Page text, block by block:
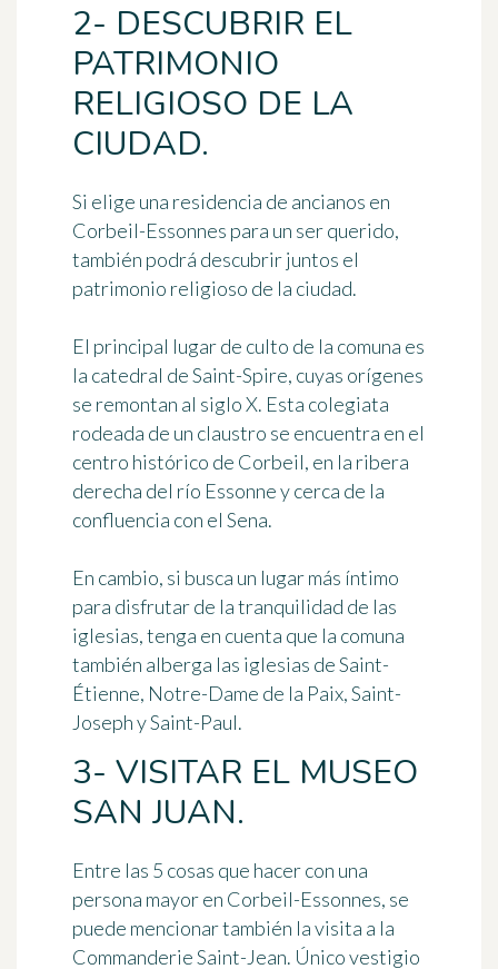
2- DESCUBRIR EL
PATRIMONIO
RELIGIOSO DE LA
CIUDAD.
Si elige una residencia de ancianos en
Corbeil-Essonnes para un ser querido,
también podrá descubrir juntos el
patrimonio religioso de la ciudad.
El principal lugar de culto de la comuna es
la catedral de Saint-Spire, cuyas orígenes
se remontan al siglo X. Esta colegiata
rodeada de un claustro se encuentra en el
centro histórico de Corbeil, en la ribera
derecha del río Essonne y cerca de la
confluencia con el Sena.
En cambio, si busca un lugar más íntimo
para disfrutar de la tranquilidad de las
iglesias, tenga en cuenta que la comuna
también alberga las iglesias de Saint-
Étienne, Notre-Dame de la Paix, Saint-
Joseph y Saint-Paul.
3- VISITAR EL MUSEO
SAN JUAN.
Entre las 5 cosas que hacer con una
persona mayor en Corbeil-Essonnes, se
puede mencionar también la visita a la
Commanderie Saint-Jean. Único vestigio